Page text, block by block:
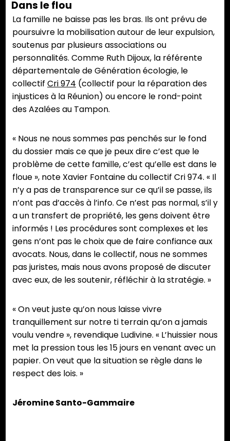
Dans le flou
La famille ne baisse pas les bras. Ils ont prévu de
poursuivre la mobilisation autour de leur expulsion,
soutenus par plusieurs associations ou
personnalités. Comme Ruth Dijoux, la référente
départementale de Génération écologie, le
collectif Cri 974 (collectif pour la réparation des
injustices à la Réunion) ou encore le rond-point
des Azalées au Tampon.
« Nous ne nous sommes pas penchés sur le fond
du dossier mais ce que je peux dire c’est que le
problème de cette famille, c’est qu’elle est dans le
floue », note Xavier Fontaine du collectif Cri 974. « Il
n’y a pas de transparence sur ce qu’il se passe, ils
n’ont pas d’accès à l’info. Ce n’est pas normal, s’il y
a un transfert de propriété, les gens doivent être
informés ! Les procédures sont complexes et les
gens n’ont pas le choix que de faire confiance aux
avocats. Nous, dans le collectif, nous ne sommes
pas juristes, mais nous avons proposé de discuter
avec eux, de les soutenir, réfléchir à la stratégie. »
« On veut juste qu’on nous laisse vivre
tranquillement sur notre ti terrain qu’on a jamais
voulu vendre », revendique Ludivine. « L’huissier nous
met la pression tous les 15 jours en venant avec un
papier. On veut que la situation se règle dans le
respect des lois. »
Jéromine Santo-Gammaire